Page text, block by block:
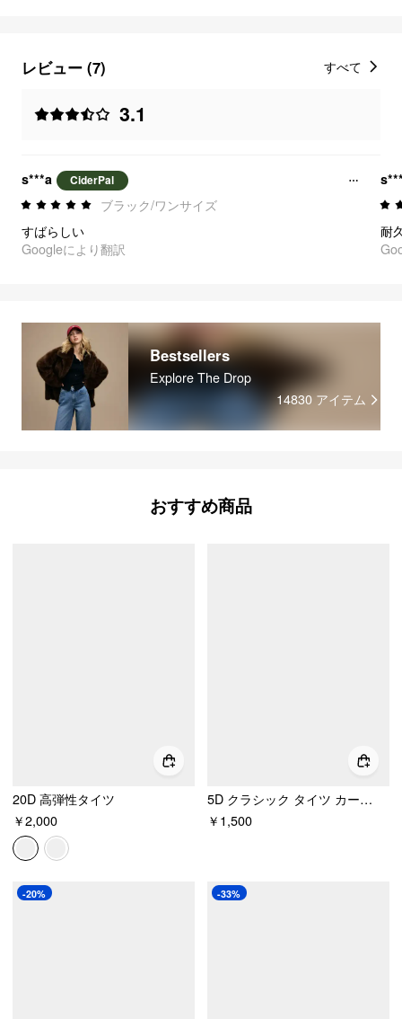
レビュー (7)
3.1
すべて
s***a CiderPal
ブラック/ワンサイズ
すばらしい
Googleにより翻訳
耐
Bestsellers
Explore The Drop
14830 アイテム
おすすめ商品
20D 高弾性タイツ
￥2,000
5D クラシック タイツ カーブ & プラス
￥1,500
-20% -33%